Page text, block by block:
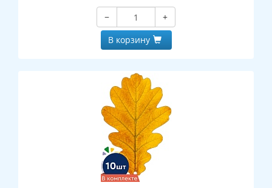
−
+
В корзину